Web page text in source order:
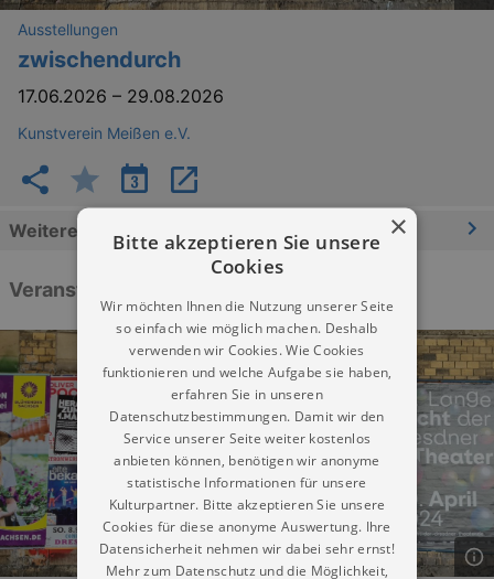
Ausstellungen
zwischendurch
17.06.2026 – 29.08.2026
Kunstverein Meißen e.V.
Weitere Informationen
Veranstaltungen
×
Bitte akzeptieren Sie unsere
Cookies
Wir möchten Ihnen die Nutzung unserer Seite
so einfach wie möglich machen. Deshalb
verwenden wir Cookies. Wie Cookies
funktionieren und welche Aufgabe sie haben,
erfahren Sie in unseren
Datenschutzbestimmungen. Damit wir den
Service unserer Seite weiter kostenlos
anbieten können, benötigen wir anonyme
statistische Informationen für unsere
Kulturpartner. Bitte akzeptieren Sie unsere
Cookies für diese anonyme Auswertung. Ihre
Datensicherheit nehmen wir dabei sehr ernst!
Mehr zum Datenschutz und die Möglichkeit,